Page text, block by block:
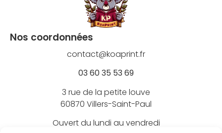
Nos coordonnées
contact@koaprint.fr
03 60 35 53 69
3 rue de la petite louve
60870 Villers-Saint-Paul
Ouvert du lundi au vendredi